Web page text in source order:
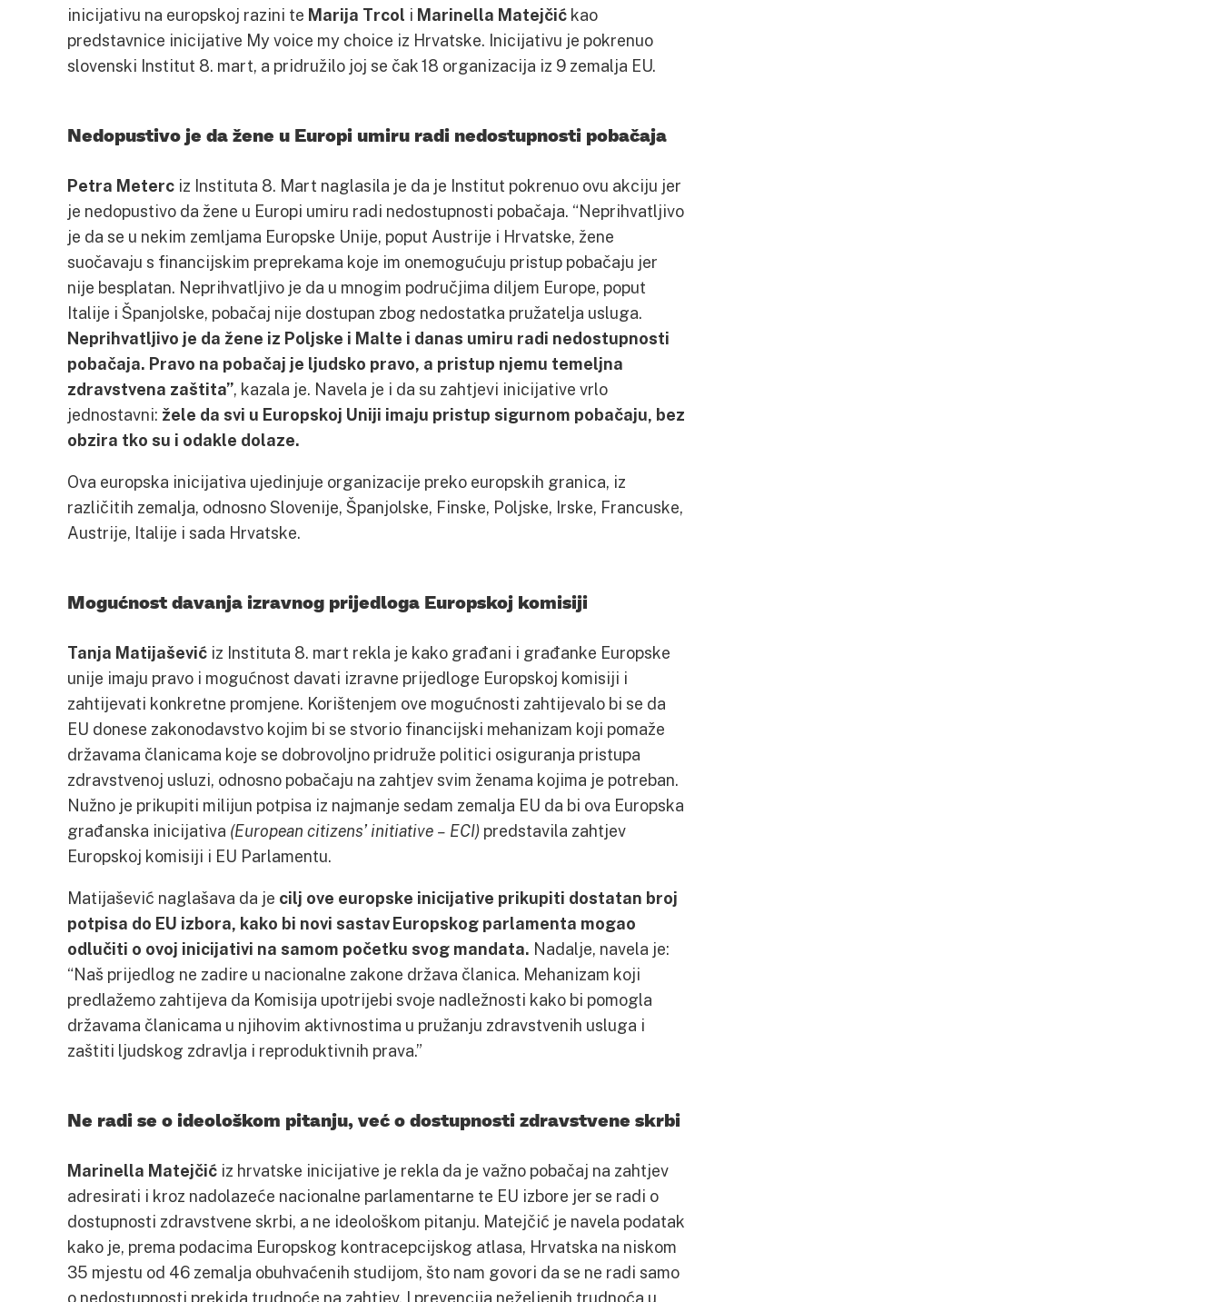
inicijativu na europskoj razini te Marija Trcol i Marinella Matejčić kao
predstavnice inicijative My voice my choice iz Hrvatske. Inicijativu je pokrenuo
slovenski Institut 8. mart, a pridružilo joj se čak 18 organizacija iz 9 zemalja EU.
Nedopustivo je da žene u Europi umiru radi nedostupnosti pobačaja
Petra Meterc iz Instituta 8. Mart naglasila je da je Institut pokrenuo ovu akciju jer
je nedopustivo da žene u Europi umiru radi nedostupnosti pobačaja. “Neprihvatljivo
je da se u nekim zemljama Europske Unije, poput Austrije i Hrvatske, žene
suočavaju s financijskim preprekama koje im onemogućuju pristup pobačaju jer
nije besplatan. Neprihvatljivo je da u mnogim područjima diljem Europe, poput
Italije i Španjolske, pobačaj nije dostupan zbog nedostatka pružatelja usluga.
Neprihvatljivo je da žene iz Poljske i Malte i danas umiru radi nedostupnosti
pobačaja. Pravo na pobačaj je ljudsko pravo, a pristup njemu temeljna
zdravstvena zaštita”, kazala je. Navela je i da su zahtjevi inicijative vrlo
jednostavni: žele da svi u Europskoj Uniji imaju pristup sigurnom pobačaju, bez
obzira tko su i odakle dolaze.
Ova europska inicijativa ujedinjuje organizacije preko europskih granica, iz
različitih zemalja, odnosno Slovenije, Španjolske, Finske, Poljske, Irske, Francuske,
Austrije, Italije i sada Hrvatske.
Mogućnost davanja izravnog prijedloga Europskoj komisiji
Tanja Matijašević iz Instituta 8. mart rekla je kako građani i građanke Europske
unije imaju pravo i mogućnost davati izravne prijedloge Europskoj komisiji i
zahtijevati konkretne promjene. Korištenjem ove mogućnosti zahtijevalo bi se da
EU donese zakonodavstvo kojim bi se stvorio financijski mehanizam koji pomaže
državama članicama koje se dobrovoljno pridruže politici osiguranja pristupa
zdravstvenoj usluzi, odnosno pobačaju na zahtjev svim ženama kojima je potreban.
Nužno je prikupiti milijun potpisa iz najmanje sedam zemalja EU da bi ova Europska
građanska inicijativa (European citizens’ initiative – ECI) predstavila zahtjev
Europskoj komisiji i EU Parlamentu.
Matijašević naglašava da je cilj ove europske inicijative prikupiti dostatan broj
potpisa do EU izbora, kako bi novi sastav Europskog parlamenta mogao
odlučiti o ovoj inicijativi na samom početku svog mandata. Nadalje, navela je:
“Naš prijedlog ne zadire u nacionalne zakone država članica. Mehanizam koji
predlažemo zahtijeva da Komisija upotrijebi svoje nadležnosti kako bi pomogla
državama članicama u njihovim aktivnostima u pružanju zdravstvenih usluga i
zaštiti ljudskog zdravlja i reproduktivnih prava.”
Ne radi se o ideološkom pitanju, već o dostupnosti zdravstvene skrbi
Marinella Matejčić iz hrvatske inicijative je rekla da je važno pobačaj na zahtjev
adresirati i kroz nadolazeće nacionalne parlamentarne te EU izbore jer se radi o
dostupnosti zdravstvene skrbi, a ne ideološkom pitanju. Matejčić je navela podatak
kako je, prema podacima Europskog kontracepcijskog atlasa, Hrvatska na niskom
35 mjestu od 46 zemalja obuhvaćenih studijom, što nam govori da se ne radi samo
o nedostupnosti prekida trudnoće na zahtjev. I prevencija neželjenih trudnoća u